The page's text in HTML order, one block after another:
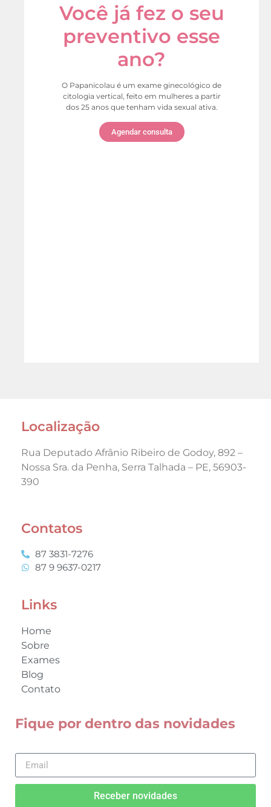
Você já fez o seu
preventivo esse
ano?
O Papanicolau é um exame ginecológico de
citologia vertical, feito em mulheres a partir
dos 25 anos que tenham vida sexual ativa.
Agendar consulta
Localização
Rua Deputado Afrânio Ribeiro de Godoy, 892 –
Nossa Sra. da Penha, Serra Talhada – PE, 56903-
390
Contatos
87 3831-7276
87 9 9637-0217
Links
Home
Sobre
Exames
Blog
Contato
Fique por dentro das novidades
Receber novidades